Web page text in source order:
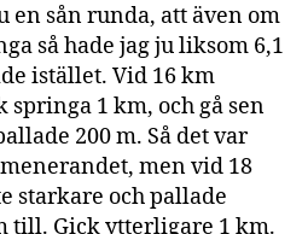
en sån runda, att även om
så hade jag ju liksom 6,1
istället. Vid 16 km
1 km, och gå sen
200 m. Så det var
men vid 18
starkare och pallade
till. Gick ytterligare 1 km.